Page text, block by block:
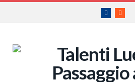
Facebook
RSS